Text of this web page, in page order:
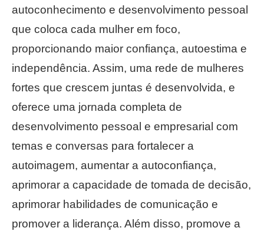
autoconhecimento e desenvolvimento pessoal
que coloca cada mulher em foco,
proporcionando maior confiança, autoestima e
independência. Assim, uma rede de mulheres
fortes que crescem juntas é desenvolvida, e
oferece uma jornada completa de
desenvolvimento pessoal e empresarial com
temas e conversas para fortalecer a
autoimagem, aumentar a autoconfiança,
aprimorar a capacidade de tomada de decisão,
aprimorar habilidades de comunicação e
promover a liderança. Além disso, promove a